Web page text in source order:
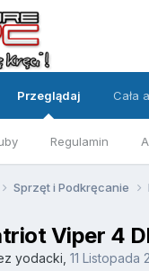
Przeglądaj
Regulamin
Cała
Sprzęt i Podkręcanie
Viper 4
yodacki 11 Listopada